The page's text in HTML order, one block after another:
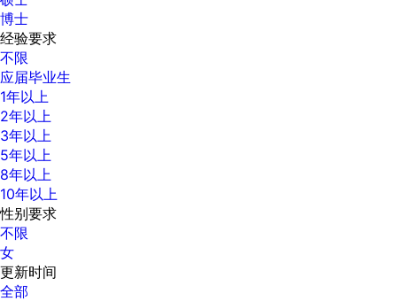
博士
经验要求
不限
应届毕业生
1年以上
2年以上
3年以上
5年以上
8年以上
10年以上
性别要求
不限
女
更新时间
全部